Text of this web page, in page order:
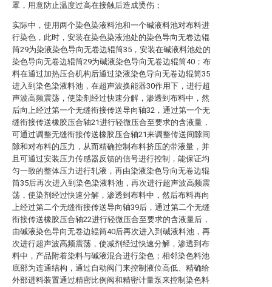
罩，用意防止温度过高在接触后造成烫伤；
实际中，使用两个染色染液料池和一个碱液料池对布料进
行染色，此时，安装在染色染液池处的染色导向无卷边辊
筒29为染液染色导向无卷边辊筒35，安装在碱液料池处的
染色导向无卷边辊筒29为碱液染色导向无卷边辊筒40；布
料在通过加热压合机构后通过染液染色导向无卷边辊筒35
进入到染色染液料池，在超声波换能器30作用下，进行超
声波高频震荡，使染剂经过快速分解，渗透到布料中，然
后向上经过第一个无缝衔接传送导向轴32，通过第一个无
缝衔接传送橡胶压合轴21进行轻微压合至要求的含液量，
可通过调整无缝衔接传送橡胶压合轴21来调整传送间隙间
隙和对布料的压力，从而精确控制布料挤压的带液量，并
且可通过安装压力传感器反馈的信号进行控制，能保证均
匀一致的整体压力进行轧液，再由染液染色导向无卷边辊
筒35后再次进入到染色染液料池，再次进行超声波高频震
荡，使染剂经过快速分解，渗透到布料中，然后布料再向
上经过第二个无缝衔接传送导向轴39后，通过第二个无缝
衔接传送橡胶压合轴22进行轻微压合至要求的含液量后，
由碱液染色导向无卷边辊筒40后再次进入到碱液料池，再
次进行超声波高频震荡，使减剂经过快速分解，渗透到布
料中，产品附着染料与碱液混合进行染色；相邻染色料池
底部为连通结构，通过自动阀门来控制液位高低、精确给
外部进料装置通过精密比例阀和精密计量泵来控制染色料